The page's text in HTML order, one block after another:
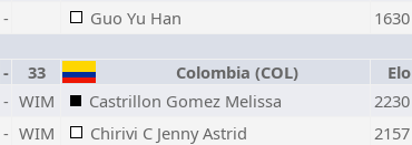
- Guo Yu Han 1630
- 33 Colombia (COL) Elo
- WIM Castrillon Gomez Melissa 2230
- WIM Chirivi C Jenny Astrid 2157